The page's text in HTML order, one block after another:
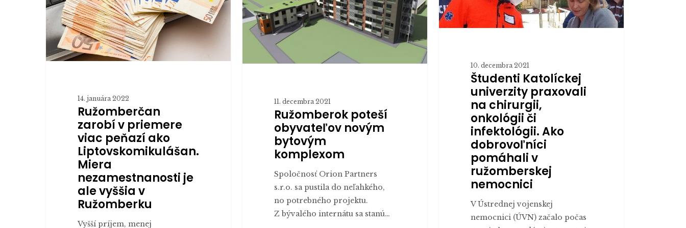
peňazí
ako
Liptovskomikulášan.
Miera
Ružomberku
14. januára 2022
Ružomberčan
zarobí v priemere
viac peňazí ako
Liptovskomikulášan.
Miera
nezamestnanosti je
ale vyššia v
Ružomberku
Vyšší príjem, menej
komplexom
11. decembra 2021
Ružomberok poteší
obyvateľov novým
bytovým
komplexom
Spoločnosť Orion Partners
s.r.o. sa pustila do neľahkého,
no potrebného projektu.
Z bývalého internátu sa stanú…
chirurgii,
onkológii
dobrovoľníci
pomáhali
ružomberskej
nemocnici
10. decembra 2021
Študenti Katolíckej
univerzity praxovali
na chirurgii,
onkológii či
infektológii. Ako
dobrovoľníci
pomáhali v
ružomberskej
nemocnici
V Ústrednej vojenskej
nemocnici (ÚVN) začalo počas